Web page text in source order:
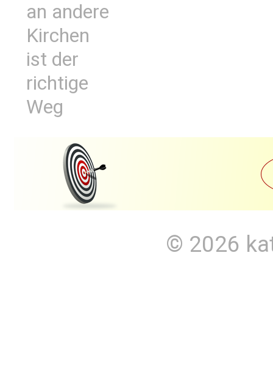
an andere
Kirchen
ist der
richtige
Weg
© 2026